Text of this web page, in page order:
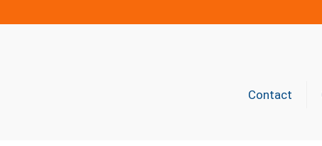
Contact